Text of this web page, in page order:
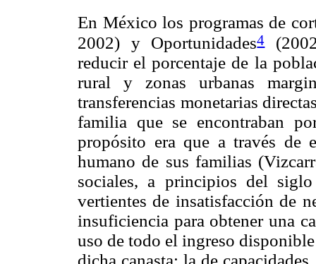
En México los programas de
2002) y Oportunidades4
reducir el porcentaje de la
rural y zonas urbanas
transferencias monetarias
familia que se encontraban
propósito era que a través de
humano de sus familias
sociales, a principios del
vertientes de insatisfacción de
insuficiencia para obtener una
uso de todo el ingreso
dicha canasta; la de